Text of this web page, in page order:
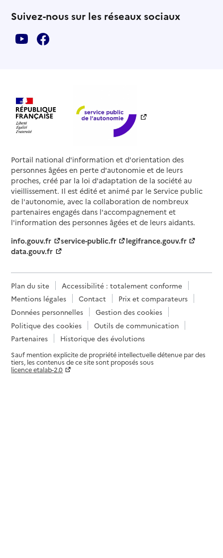
Suivez-nous sur les réseaux sociaux
Portail national d'information et d'orientation des
personnes âgées en perte d'autonomie et de leurs
proches, créé par la loi d'adaptation de la société au
vieillissement. Il est édité et animé par le Service public
de l'autonomie, avec la collaboration de nombreux
partenaires engagés dans l'accompagnement et
l'information des personnes âgées et de leurs aidants.
info.gouv.fr
service-public.fr
legifrance.gouv.fr
data.gouv.fr
Plan du site
Accessibilité : totalement conforme
Mentions légales
Contact
Prix et comparateurs
Données personnelles
Gestion des cookies
Politique des cookies
Outils de communication
Partenaires
Historique des évolutions
Sauf mention explicite de propriété intellectuelle détenue par des
tiers, les contenus de ce site sont proposés sous
licence etalab-2.0